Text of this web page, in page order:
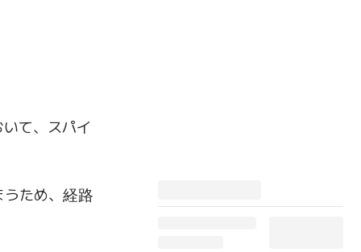
て、スパイ
ため、経路